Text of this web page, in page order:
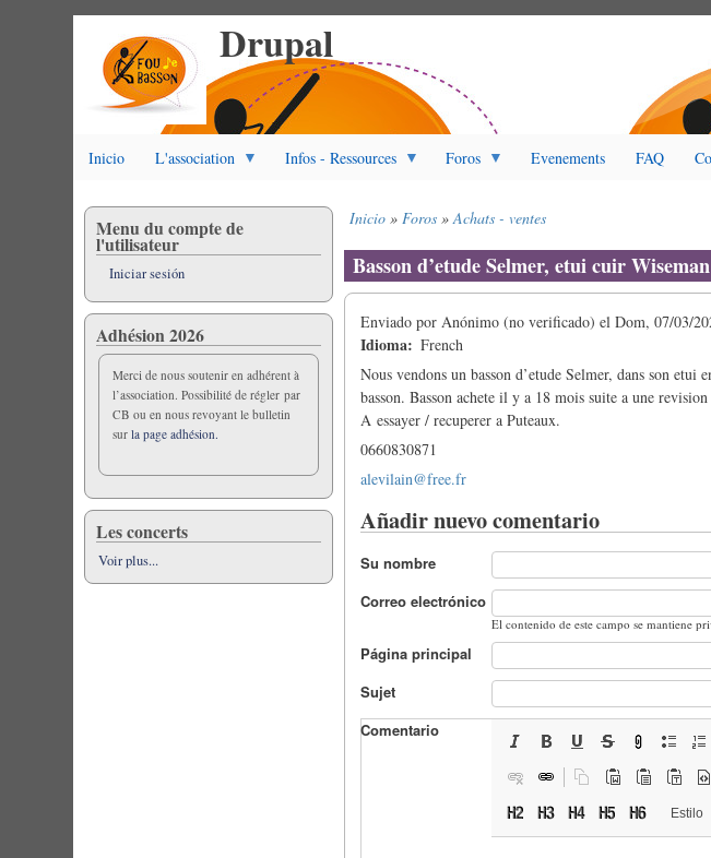
Drupal
Inicio L'association Infos - Ressources Foros Evenements FAQ
enlaces
de
a
la
navegación
Inicio Foros Achats - ventes
Basson d’etude Selmer, etui cuir
Enviado porAnónimo (no verificado) elDom, 07/03/
Idioma
French
Nous vendons un basson d’etude Selmer, dans son
basson. Basson achete il y a 18 mois suite a une
A essayer / recuperer a Puteaux.
0660830871
alevilain@free.fr
Añadir nuevo comentario
Su nombre
Correo electrónico
El contenido de este campo se mantiene
Página principal
Sujet
Comentario
Estilo
Menu du compte de
l'utilisateur
Iniciar sesión
Adhésion 2026
Merci de nous soutenir en adhérent à
l’association. Possibilité de régler par
CB ou en nous revoyant le bulletin
surla page adhésion.
Les concerts
Voir plus...